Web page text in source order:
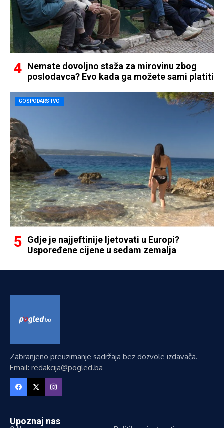
Nemate dovoljno staža za mirovinu zbog
poslodavca? Evo kada ga možete sami platiti
GOSPODARSTVO
Gdje je najjeftinije ljetovati u Europi?
Uspoređene cijene u sedam zemalja
Zabranjeno preuzimanje sadržaja bez dozvole izdavača.
Email: redakcija@pogled.ba
Upoznaj nas